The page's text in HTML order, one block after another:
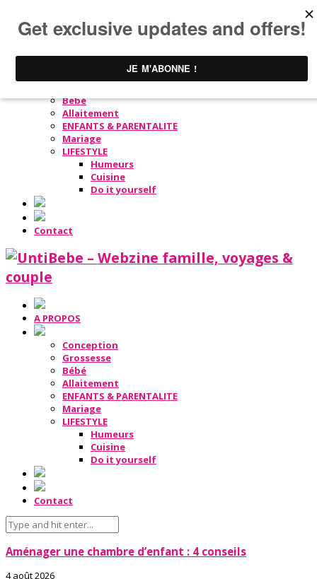
Bébé
Allaitement
ENFANTS & PARENTALITE
Mariage
LIFESTYLE
Humeurs
Cuisine
Do it yourself
Contact
A PROPOS
Conception
Grossesse
Bébé
Allaitement
ENFANTS & PARENTALITE
Mariage
LIFESTYLE
Humeurs
Cuisine
Do it yourself
Contact
Aménager une chambre d’enfant : 4 conseils
4 août 2026